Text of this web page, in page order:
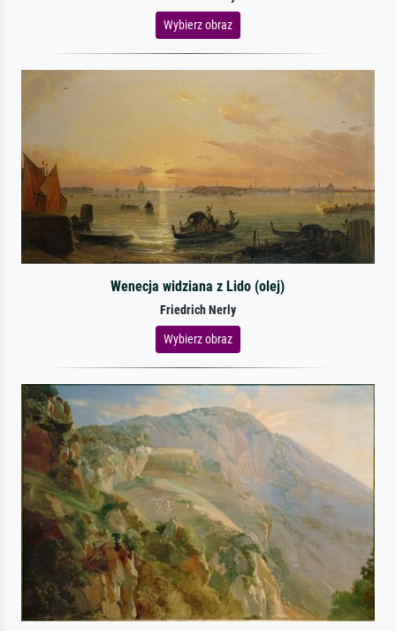
Wybierz obraz
Wenecja widziana z Lido (olej)
Friedrich Nerly
Wybierz obraz